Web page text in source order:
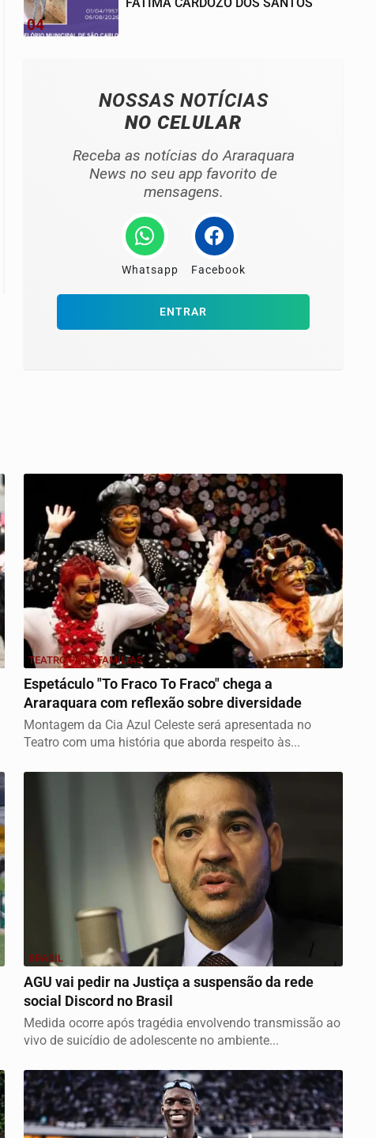
04
NOSSAS NOTÍCIAS
NO CELULAR
Receba as notícias do Araraquara
News no seu app favorito de
mensagens.
Whatsapp Facebook
ENTRAR
TEATRO PARA FAMÍLIAS
Espetáculo "To Fraco To Fraco" chega a
Araraquara com reflexão sobre diversidade
Montagem da Cia Azul Celeste será apresentada no
Teatro com uma história que aborda respeito às...
BRASIL
AGU vai pedir na Justiça a suspensão da rede
social Discord no Brasil
Medida ocorre após tragédia envolvendo transmissão ao
vivo de suicídio de adolescente no ambiente...